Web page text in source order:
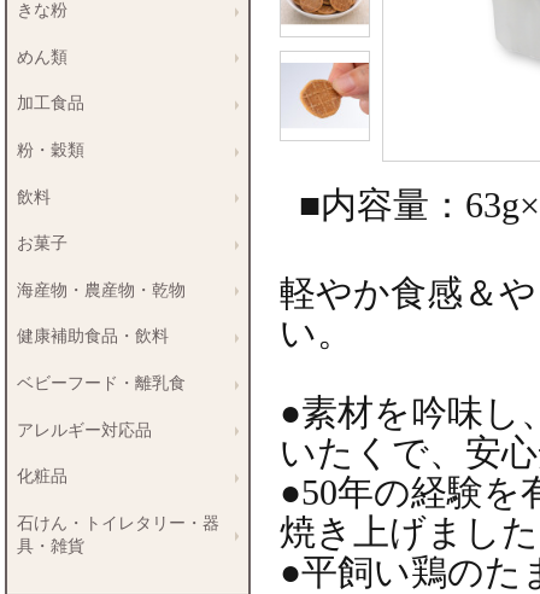
■内容量：
軽やか食感＆
い。
●素材を吟味し
いたくで、安
●50年の経験を
焼き上げまし
●平飼い鶏のた
きな粉
めん類
加工食品
粉・穀類
飲料
お菓子
海産物・農産物・乾物
健康補助食品・飲料
ベビーフード・離乳食
アレルギー対応品
化粧品
石けん・トイレタリー・器
具・雑貨